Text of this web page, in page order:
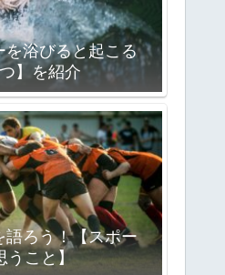
を浴びると起こる
】を紹介
語ろう！【スポー
こと】